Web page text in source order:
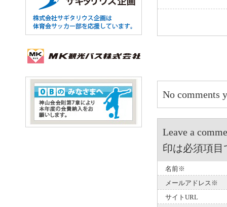
No comments
Leave a
印は必須項目
名前※
メールアドレス※
サイトURL